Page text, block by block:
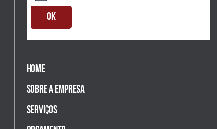
home
sobre a empresa
serviços